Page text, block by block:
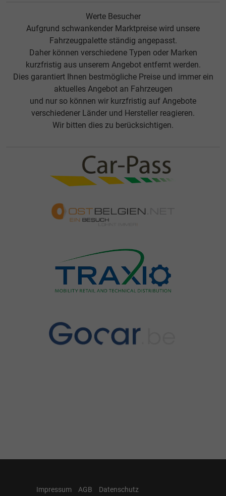
Werte Besucher
Aufgrund schwankender Marktpreise wird unsere
Fahrzeugpalette ständig angepasst.
Daher können verschiedene Typen oder Marken
kurzfristig aus unserem Angebot entfernt werden.
Dies garantiert Ihnen bestmögliche Preise und immer ein
aktuelles Angebot an Fahrzeugen
und nur so können wir kurzfristig auf Angebote
verschiedener Länder und Hersteller reagieren.
Wir bitten dies zu berücksichtigen.
Impressum AGB Datenschutz